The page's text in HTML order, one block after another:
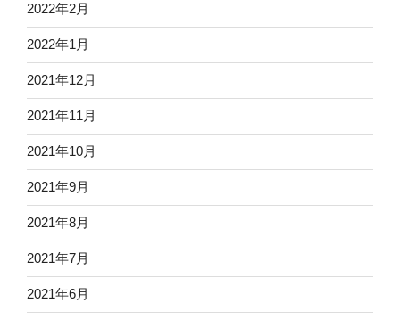
2022年2月
2022年1月
2021年12月
2021年11月
2021年10月
2021年9月
2021年8月
2021年7月
2021年6月